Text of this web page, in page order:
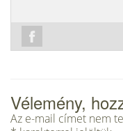
Vélemény,
Az e-mail címet nem